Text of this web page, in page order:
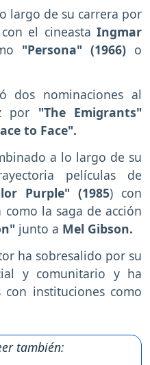
largo de su carrera por
el cineasta Ingmar
"Persona" (1966) o
dos nominaciones al
por "The Emigrants"
to Face".
a lo largo de su
películas de
Purple" (1985) con
la saga de acción
junto a Mel Gibson.
ha sobresalido por su
y comunitario y ha
instituciones como
también: